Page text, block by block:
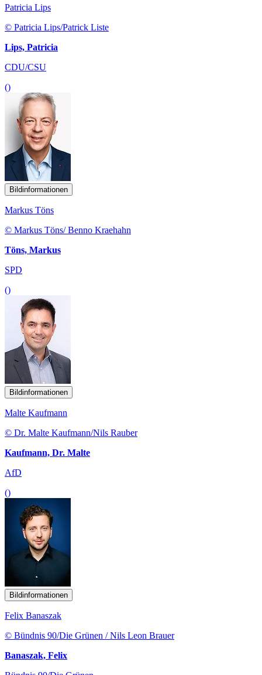
Patricia Lips
© Patricia Lips/Patrick Liste
Lips, Patricia
CDU/CSU
()
Bildinformationen
Markus Töns
© Markus Töns/ Benno Kraehahn
Töns, Markus
SPD
()
Bildinformationen
Malte Kaufmann
© Dr. Malte Kaufmann/Nils Rauber
Kaufmann, Dr. Malte
AfD
()
Bildinformationen
Felix Banaszak
© Bündnis 90/Die Grünen / Nils Leon Brauer
Banaszak, Felix